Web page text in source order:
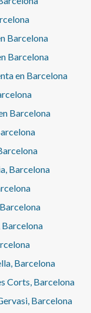
18/2007
/ m2 Respecto a
informativo
los últimos 5
de gran
Barcelona
Barcelona
en Barcelona
Barcelona
Barcelona
Barcelona
Corts, Barcelona
Barcelona